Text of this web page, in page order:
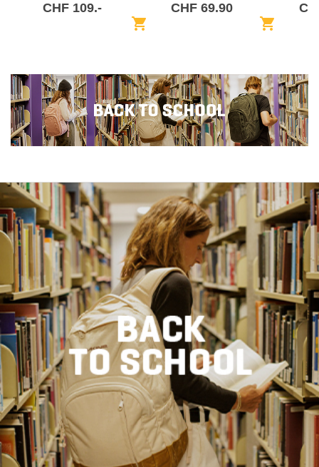
CHF 109.-
shopping_cart
CHF 69.90
shopping_cart